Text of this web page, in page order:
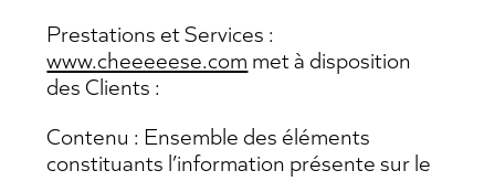
Prestations et Services :
www.cheeeeese.com met à disposition
des Clients :
Contenu : Ensemble des éléments
constituants l’information présente sur le